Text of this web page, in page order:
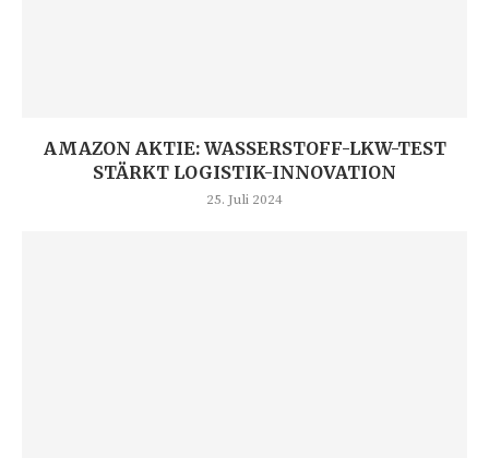
AMAZON AKTIE: WASSERSTOFF-LKW-TEST
STÄRKT LOGISTIK-INNOVATION
25. Juli 2024